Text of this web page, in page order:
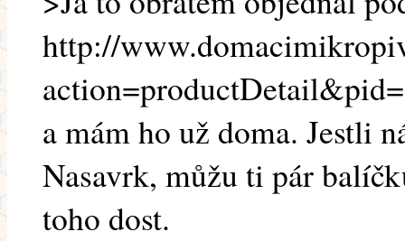
http://
a mám ho už doma. Jestli
Nasavrk, můžu ti pár
toho dost.